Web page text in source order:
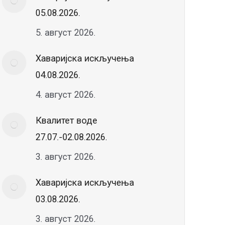
05.08.2026.
5. август 2026.
Хаваријска искључења
04.08.2026.
4. август 2026.
Квалитет воде
27.07.-02.08.2026.
3. август 2026.
Хаваријска искључења
03.08.2026.
3. август 2026.